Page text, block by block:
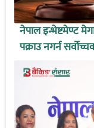
नेपाल इन्भेष्टमेण्ट
पक्राउ नगर्न